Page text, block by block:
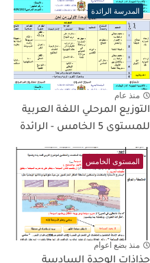
المدرسة الرائدة
منذ عام
التوزيع المرحلي اللغة العربية
للمستوى 5 الخامس - الرائدة
المستوى الخامس
منذ بضع اعوام
جذاذات الوحدة السادسة